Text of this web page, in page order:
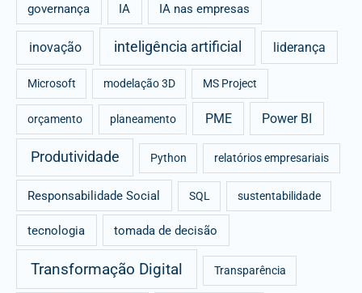
governança IA IA nas empresas
inovação inteligência artificial liderança
Microsoft modelação 3D MS Project
orçamento planeamento PME Power BI
Produtividade Python relatórios empresariais
Responsabilidade Social SQL sustentabilidade
tecnologia tomada de decisão
Transformação Digital Transparência